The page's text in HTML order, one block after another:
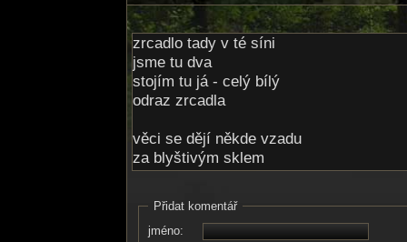
zrcadlo tady v té síni
jsme tu dva
stojím tu já - celý bílý
odraz zrcadla
věci se dějí někde vzadu
za blyštivým sklem
tady je prázdno a tma
můj zrcadlový svět - ta místnost
Přidat komentář
jméno: